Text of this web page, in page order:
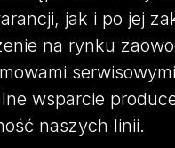
jak i po jej
na rynku
wsparcie
naszych linii.